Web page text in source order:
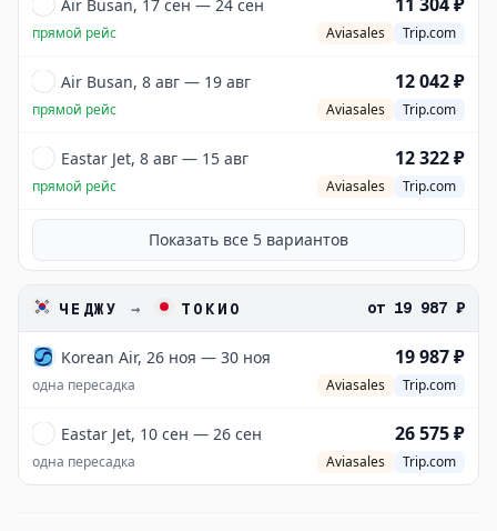
Air Busan, 17 сен — 24 сен
прямой рейс Aviasales Trip.com
Air Busan, 8 авг — 19 авг 12 042 ₽
прямой рейс Aviasales Trip.com
Eastar Jet, 8 авг — 15 авг 12 322 ₽
прямой рейс Aviasales Trip.com
Показать все 5 вариантов
ЧЕДЖУ → ТОКИО от 19 987 ₽
Korean Air, 26 ноя — 30 ноя 19 987 ₽
одна пересадка Aviasales Trip.com
Eastar Jet, 10 сен — 26 сен 26 575 ₽
одна пересадка Aviasales Trip.com